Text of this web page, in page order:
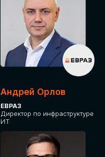
Андрей Орлов
ЕВРАЗ
Директор по инфраструктуре
ИТ